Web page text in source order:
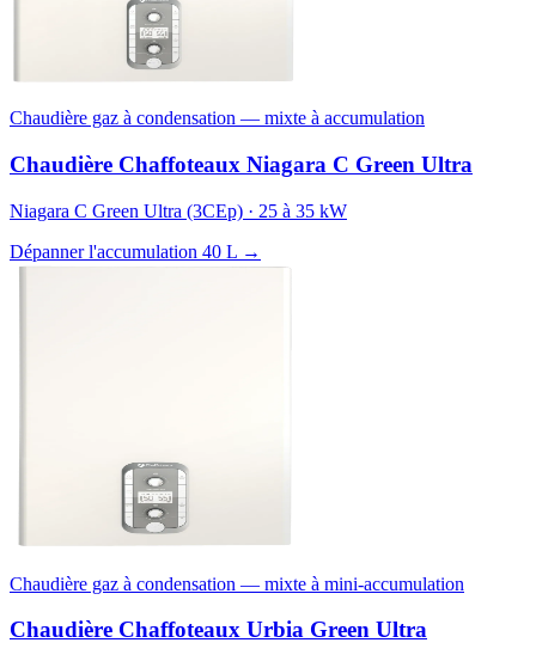
Chaudière gaz à condensation — mixte à accumulation
Chaudière Chaffoteaux Niagara C Green Ultra
Niagara C Green Ultra (3CEp) · 25 à 35 kW
Dépanner l'accumulation 40 L →
Chaudière gaz à condensation — mixte à mini-accumulation
Chaudière Chaffoteaux Urbia Green Ultra